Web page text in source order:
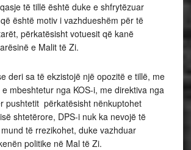
të tillë është duke e shfrytëzuar
është motiv i vazhdueshëm për të
përkatësisht votuesit që kanë
e Malit të Zi.
deri sa të ekzistojë një opozitë e tillë, me
mbeshtetur nga KOS-i, me direktiva nga
pushtetit përkatësisht nënkuptohet
shtetërore, DPS-i nuk ka nevojë të
të rrezikohet, duke vazhduar
politike në Mal të Zi.